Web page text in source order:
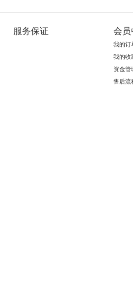
服务保证 会
我的订
我的收
资金管
售后流